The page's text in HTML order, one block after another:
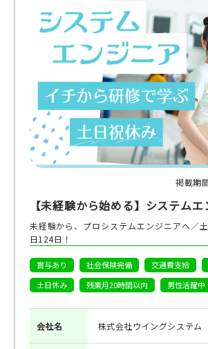
掲載期
【未経験から始める】システム
未経験から、プロシステムエンジニアへ／
日124日！
賞与あり 社会保険完備 交通費支給
土日休み
残業月20時間以内 男性活躍中
会社名 株式会社ウイングシステム